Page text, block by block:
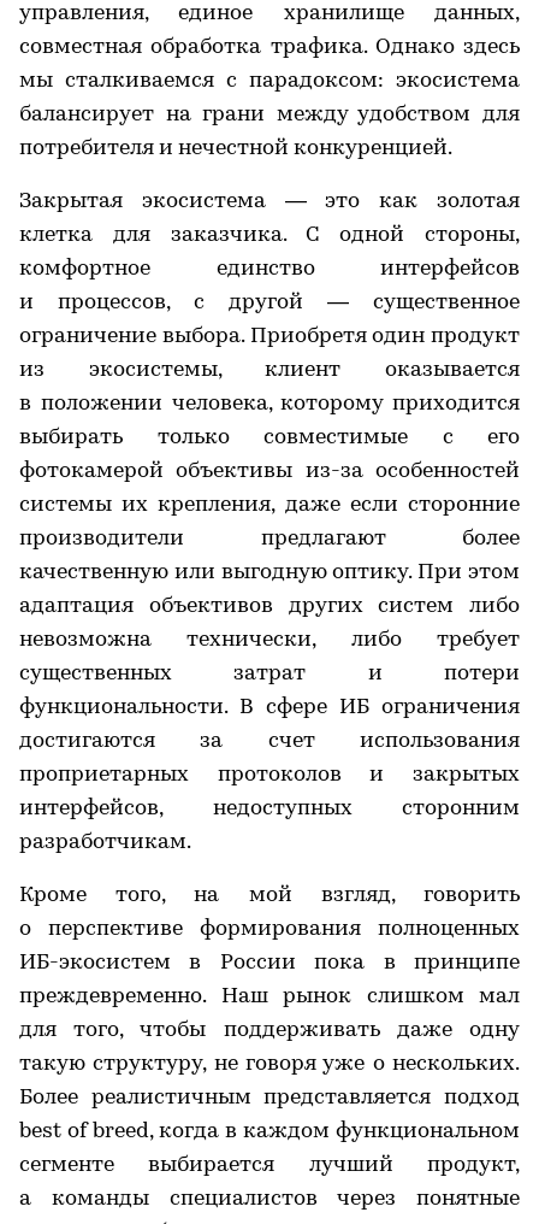
управления, единое хранилище данных,
совместная обработка трафика. Однако здесь
мы сталкиваемся с парадоксом: экосистема
балансирует на грани между удобством для
потребителя и нечестной конкуренцией.
Закрытая экосистема — это как золотая
клетка для заказчика. С одной стороны,
комфортное единство интерфейсов
и процессов, с другой — существенное
ограничение выбора. Приобретя один продукт
из экосистемы, клиент оказывается
в положении человека, которому приходится
выбирать только совместимые с его
фотокамерой объективы из-за особенностей
системы их крепления, даже если сторонние
производители предлагают более
качественную или выгодную оптику. При этом
адаптация объективов других систем либо
невозможна технически, либо требует
существенных затрат и потери
функциональности. В сфере ИБ ограничения
достигаются за счет использования
проприетарных протоколов и закрытых
интерфейсов, недоступных сторонним
разработчикам.
Кроме того, на мой взгляд, говорить
о перспективе формирования полноценных
ИБ-экосистем в России пока в принципе
преждевременно. Наш рынок слишком мал
для того, чтобы поддерживать даже одну
такую структуру, не говоря уже о нескольких.
Более реалистичным представляется подход
best of breed, когда в каждом функциональном
сегменте выбирается лучший продукт,
а команды специалистов через понятные